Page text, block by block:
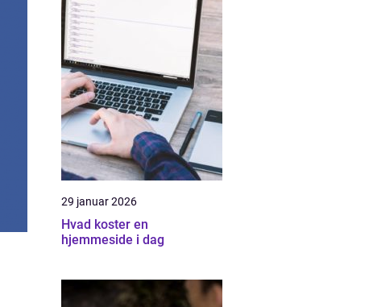
29 januar 2026
Hvad koster en
hjemmeside i dag